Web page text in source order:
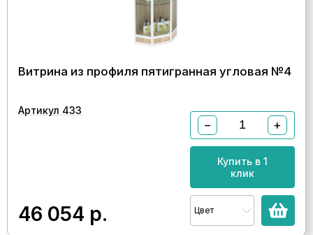
Витрина из профиля пятигранная угловая №4
Артикул 433
46 054 р.
− +
Купить в 1
клик
Цвет